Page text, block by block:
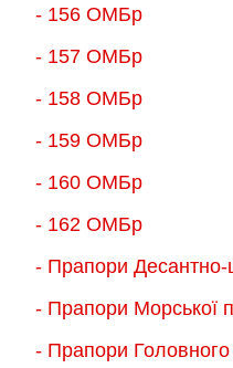
- 156 ОMБр
- 157 ОМБр
- 158 ОМБр
- 159 ОМБр
- 160 ОМБр
- 162 ОМБр
- Прапори
- Прапори Морської
- Прапори Головного